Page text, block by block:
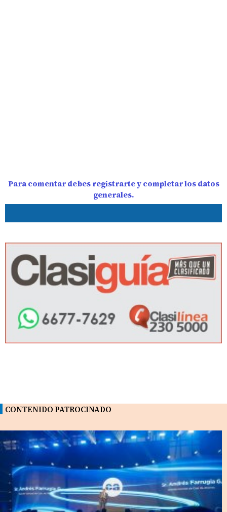
Para comentar debes registrarte y completar los datos
generales.
CONTENIDO PATROCINADO